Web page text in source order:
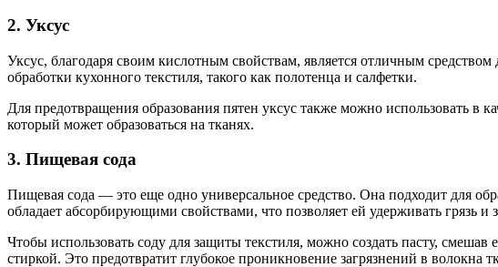
2. Уксус
Уксус, благодаря своим кислотным свойствам, является отличным
обработки кухонного текстиля, такого как полотенца и салфетки.
Для предотвращения образования пятен уксус также можно использовать в
который может образоваться на тканях.
3. Пищевая сода
Пищевая сода — это еще одно универсальное средство. Она подходит для
обладает абсорбирующими свойствами, что позволяет ей удерживать грязь и
Чтобы использовать соду для защиты текстиля, можно создать пасту,
стиркой. Это предотвратит глубокое проникновение загрязнений в волокна